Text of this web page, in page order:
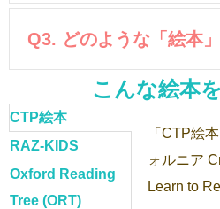
Q3. どのような「絵本
こんな絵本
CTP絵本
RAZ-KIDS
Oxford Reading
Tree (ORT)
「CTP絵
ォルニア
Learn to